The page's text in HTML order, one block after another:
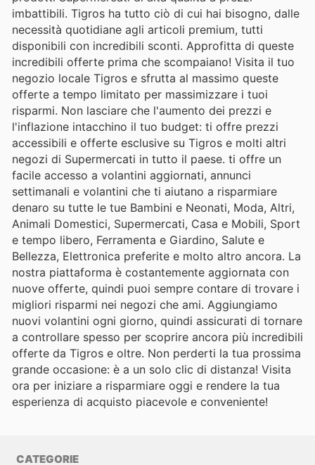
imbattibili. Tigros ha tutto ciò di cui hai bisogno, dalle
necessità quotidiane agli articoli premium, tutti
disponibili con incredibili sconti. Approfitta di queste
incredibili offerte prima che scompaiano! Visita il tuo
negozio locale Tigros e sfrutta al massimo queste
offerte a tempo limitato per massimizzare i tuoi
risparmi. Non lasciare che l'aumento dei prezzi e
l'inflazione intacchino il tuo budget: ti offre prezzi
accessibili e offerte esclusive su Tigros e molti altri
negozi di Supermercati in tutto il paese. ti offre un
facile accesso a volantini aggiornati, annunci
settimanali e volantini che ti aiutano a risparmiare
denaro su tutte le tue Bambini e Neonati, Moda, Altri,
Animali Domestici, Supermercati, Casa e Mobili, Sport
e tempo libero, Ferramenta e Giardino, Salute e
Bellezza, Elettronica preferite e molto altro ancora. La
nostra piattaforma è costantemente aggiornata con
nuove offerte, quindi puoi sempre contare di trovare i
migliori risparmi nei negozi che ami. Aggiungiamo
nuovi volantini ogni giorno, quindi assicurati di tornare
a controllare spesso per scoprire ancora più incredibili
offerte da Tigros e oltre. Non perderti la tua prossima
grande occasione: è a un solo clic di distanza! Visita
ora per iniziare a risparmiare oggi e rendere la tua
esperienza di acquisto piacevole e conveniente!
CATEGORIE